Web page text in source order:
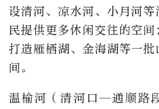
设清河、凉水河、小月河
民提供更多休闲交往的空间
打造雁栖湖、金海湖等一
间。
温榆河（清河口—通顺路